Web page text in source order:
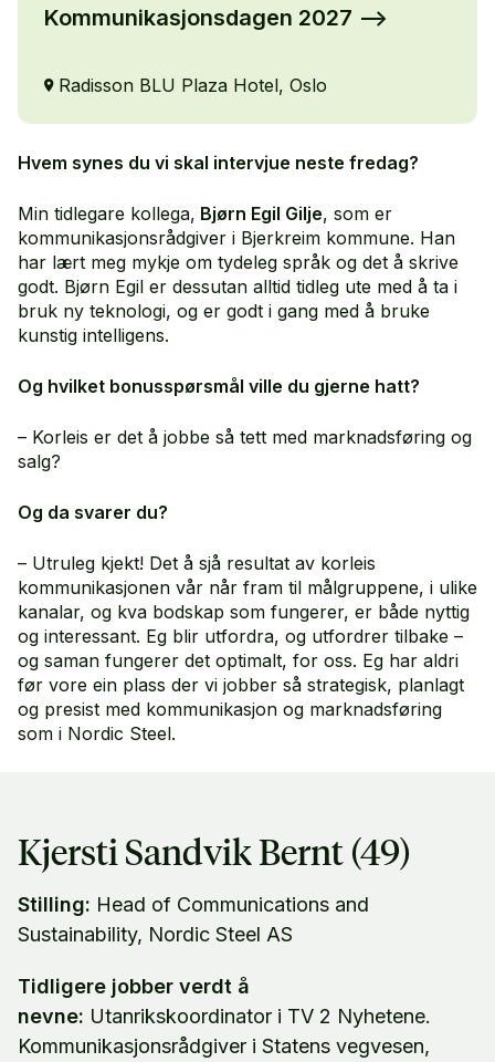
Kommunikasjonsdagen 2027
Radisson BLU Plaza Hotel, Oslo
Hvem synes du vi skal intervjue neste fredag?
Min tidlegare kollega, Bjørn Egil Gilje, som er
kommunikasjonsrådgiver i Bjerkreim kommune. Han
har lært meg mykje om tydeleg språk og det å skrive
godt. Bjørn Egil er dessutan alltid tidleg ute med å ta i
bruk ny teknologi, og er godt i gang med å bruke
kunstig intelligens.
Og hvilket bonusspørsmål ville du gjerne hatt?
– Korleis er det å jobbe så tett med marknadsføring og
salg?
Og da svarer du?
– Utruleg kjekt! Det å sjå resultat av korleis
kommunikasjonen vår når fram til målgruppene, i ulike
kanalar, og kva bodskap som fungerer, er både nyttig
og interessant. Eg blir utfordra, og utfordrer tilbake –
og saman fungerer det optimalt, for oss. Eg har aldri
før vore ein plass der vi jobber så strategisk, planlagt
og presist med kommunikasjon og marknadsføring
som i Nordic Steel.
Kjersti Sandvik Bernt (49)
Stilling: Head of Communications and
Sustainability, Nordic Steel AS
Tidligere jobber verdt å
nevne: Utanrikskoordinator i TV 2 Nyhetene.
Kommunikasjonsrådgiver i Statens vegvesen,